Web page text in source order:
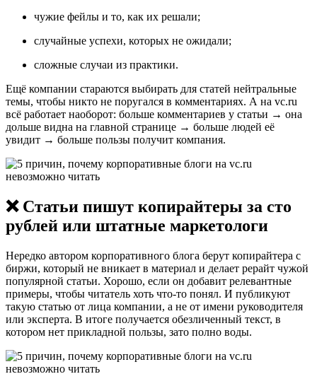
чужие фейлы и то, как их решали;
случайные успехи, которых не ожидали;
сложные случаи из практики.
Ещё компании стараются выбирать для статей нейтральные
темы, чтобы никто не поругался в комментариях. А на vc.ru
всё работает наоборот: больше комментариев у статьи → она
дольше видна на главной странице → больше людей её
увидит → больше пользы получит компания.
❌ Статьи пишут копирайтеры за сто
рублей или штатные маркетологи
Нередко автором корпоративного блога берут копирайтера с
биржи, который не вникает в материал и делает рерайт чужой
популярной статьи. Хорошо, если он добавит релевантные
примеры, чтобы читатель хоть что-то понял. И публикуют
такую статью от лица компании, а не от имени руководителя
или эксперта. В итоге получается обезличенный текст, в
котором нет прикладной пользы, зато полно воды.